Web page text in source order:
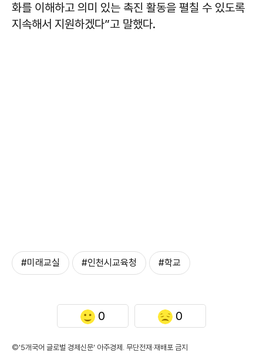
화를 이해하고 의미 있는 촉진 활동을 펼칠 수 있도록
지속해서 지원하겠다”고 말했다.
#미래교실 #인천시교육청 #학교
0 0
©'5개국어 글로벌 경제신문' 아주경제. 무단전재·재배포 금지